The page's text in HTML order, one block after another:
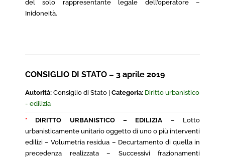
del solo rappresentante legale dell’operatore –
Inidoneità.
CONSIGLIO DI STATO – 3 aprile 2019
Autorità: Consiglio di Stato | Categoria: Diritto urbanistico
- edilizia
* DIRITTO URBANISTICO – EDILIZIA – Lotto
urbanisticamente unitario oggetto di uno o più interventi
edilizi – Volumetria residua – Decurtamento di quella in
precedenza realizzata – Successivi frazionamenti